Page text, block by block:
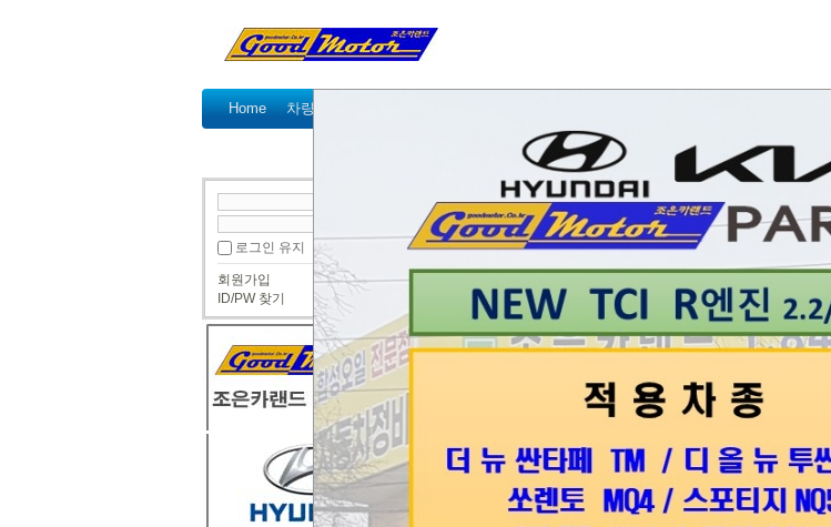
Home 차량정비가격표
수입차 정비상담
로그인 유지
회원가입
ID/PW 찾기
● 국산차 정비상담
투싼이
안녕하세요
올뉴투싼 2016년 2.0 디젤 입니다.
쇠 긁는 체인소리가 나서 타이밍체인 교체하려고 합니다. 견적부